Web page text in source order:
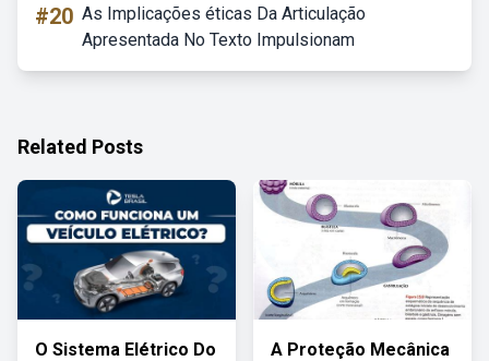
#20 As Implicações éticas Da Articulação
Apresentada No Texto Impulsionam
Related Posts
O Sistema Elétrico Do
A Proteção Mecânica